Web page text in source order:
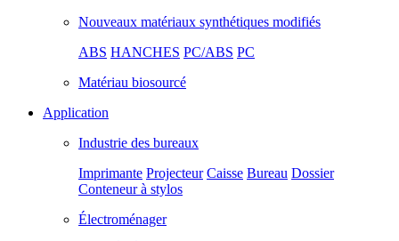
Nouveaux matériaux synthétiques modifiés
ABS HANCHES PC/ABS PC
Matériau biosourcé
Application
Industrie des bureaux
Imprimante Projecteur Caisse Bureau Dossier
Conteneur à stylos
Électroménager